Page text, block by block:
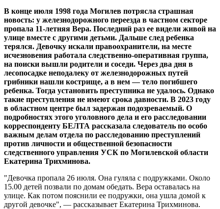
В конце июля 1998 года Могилев потрясла страшная
новость: у железнодорожного переезда в частном секторе
пропала 11-летняя Вера. Последний раз ее видели живой на
улице вместе с другими детьми. Дальше след ребенка
терялся. Девочку искали правоохранители, на месте
исчезновения работала следственно-оперативная группа,
на поиски вышли родители и соседи. Через два дня в
лесопосадке неподалеку от железнодорожных путей
грибники нашли кострище, а в нем — тело погибшего
ребенка. Тогда установить преступника не удалось. Однако
такие преступления не имеют срока давности. В 2023 году
в областном центре был задержан подозреваемый. О
подробностях этого уголовного дела и его расследовании
корреспонденту БЕЛТА рассказала следователь по особо
важным делам отдела по расследованию преступлений
против личности и общественной безопасности
следственного управления УСК по Могилевской области
Екатерина Трихминова.
"Девочка пропала 26 июля. Она гуляла с подружками. Около
15.00 детей позвали по домам обедать. Вера оставалась на
улице. Как потом пояснили ее подружки, она ушла домой к
другой девочке", — рассказывает Екатерина Трихминова.